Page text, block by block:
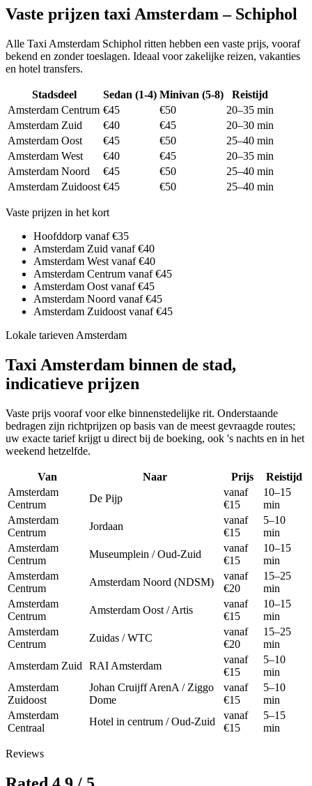
Vaste prijzen taxi Amsterdam – Schiphol
Alle Taxi Amsterdam Schiphol ritten hebben een vaste prijs, vooraf
bekend en zonder toeslagen. Ideaal voor zakelijke reizen, vakanties
en hotel transfers.
Stadsdeel Sedan (1-4) Minivan (5-8)
Reistijd
Amsterdam Centrum €45 €50
20–35 min
Amsterdam Zuid
€40 €45
20–30 min
Amsterdam Oost
€45 €50
25–40 min
Amsterdam West
€40 €45
20–35 min
Amsterdam Noord
€45 €50
25–40 min
Amsterdam Zuidoost €45 €50 25–40 min
Vaste prijzen in het kort
Hoofddorp vanaf €35
Amsterdam Zuid vanaf €40
Amsterdam West vanaf €40
Amsterdam Centrum vanaf €45
Amsterdam Oost vanaf €45
Amsterdam Noord vanaf €45
Amsterdam Zuidoost vanaf €45
Lokale tarieven Amsterdam
Taxi Amsterdam binnen de stad,
indicatieve prijzen
Vaste prijs vooraf voor elke binnenstedelijke rit. Onderstaande
bedragen zijn richtprijzen op basis van de meest gevraagde routes;
uw exacte tarief krijgt u direct bij de boeking, ook 's nachts en in het
weekend hetzelfde.
Van Naar Prijs
Reistijd
Amsterdam
Centrum
De Pijp
vanaf
€15
10–15
min
Amsterdam
Centrum
Jordaan
vanaf
€15
5–10
min
Amsterdam
Centrum
Museumplein / Oud-Zuid
vanaf
€15
10–15
min
Amsterdam
Centrum
Amsterdam Noord (NDSM)
vanaf
€20
15–25
min
Amsterdam
Centrum
Amsterdam Oost / Artis
vanaf
€15
10–15
min
Amsterdam
Centrum
Zuidas / WTC
vanaf
€20
15–25
min
Amsterdam Zuid
RAI Amsterdam
vanaf
€15
5–10
min
Amsterdam
Zuidoost
Johan Cruijff ArenA / Ziggo
Dome
vanaf
€15
5–10
min
Amsterdam
Centraal
Hotel in centrum / Oud-Zuid
vanaf
€15
5–15
min
Reviews